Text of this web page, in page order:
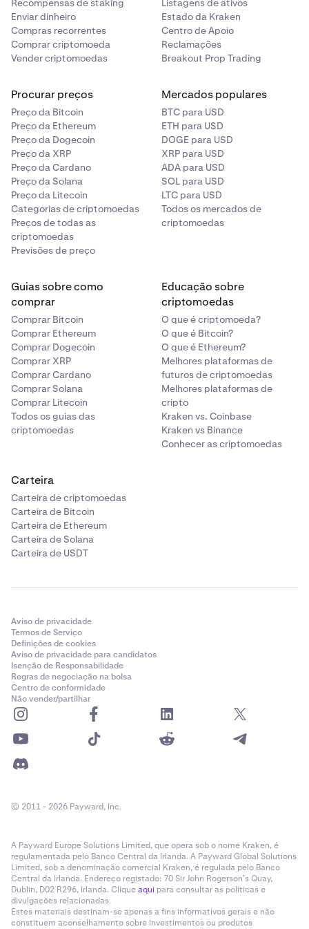
Como funciona a autenticação de dois fatores (2FA) para
negociações?
O que é uma Chave de Acesso?
Utilizar uma Chave de Segurança para a autenticação de
dois fatores (2FA)
O que é uma aplicação de autenticação?
Riscos de usar uma aplicação de autenticação
Recompensas de staking
Enviar dinheiro
Compras recorrentes
Comprar criptomoeda
Vender criptomoedas
Listagens de ativos
Estado da Kraken
Centro de Apoio
Reclamações
Breakout Prop Trading
Procurar preços
Preço da Bitcoin
Preço da Ethereum
Preço da Dogecoin
Preço da XRP
Preço da Cardano
Preço da Solana
Preço da Litecoin
Categorias de criptomoedas
Preços de todas as
criptomoedas
Previsões de preço
Mercados populares
BTC para USD
ETH para USD
DOGE para USD
XRP para USD
ADA para USD
SOL para USD
LTC para USD
Todos os mercados de
criptomoedas
Guias sobre como
comprar
Comprar Bitcoin
Comprar Ethereum
Comprar Dogecoin
Comprar XRP
Comprar Cardano
Comprar Solana
Comprar Litecoin
Todos os guias das
criptomoedas
Educação sobre
criptomoedas
O que é criptomoeda?
O que é Bitcoin?
O que é Ethereum?
Melhores plataformas de
futuros de criptomoedas
Melhores plataformas de
cripto
Kraken vs. Coinbase
Kraken vs Binance
Conhecer as criptomoedas
Carteira
Carteira de criptomoedas
Carteira de Bitcoin
Carteira de Ethereum
Carteira de Solana
Carteira de USDT
Aviso de privacidade
Termos de Serviço
Definições de cookies
Aviso de privacidade para candidatos
Isenção de Responsabilidade
Regras de negociação na bolsa
Centro de conformidade
Não vender/partilhar
© 2011 - 2026 Payward, Inc.
A Payward Europe Solutions Limited, que opera sob o nome Kraken, é
regulamentada pelo Banco Central da Irlanda. A Payward Global Solutions
Limited, sob a denominação comercial Kraken, é regulada pelo Banco
Central da Irlanda. Endereço registado: 70 Sir John Rogerson’s Quay,
Dublin, D02 R296, Irlanda. Cliqueaqui para consultar as políticas e
divulgações relacionadas.
Estes materiais destinam-se apenas a fins informativos gerais e não
constituem aconselhamento sobre investimentos ou produtos